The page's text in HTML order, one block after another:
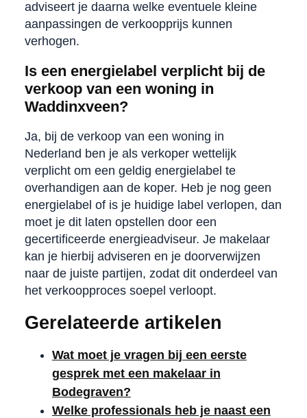
adviseert je daarna welke eventuele kleine
aanpassingen de verkoopprijs kunnen
verhogen.
Is een energielabel verplicht bij de
verkoop van een woning in
Waddinxveen?
Ja, bij de verkoop van een woning in
Nederland ben je als verkoper wettelijk
verplicht om een geldig energielabel te
overhandigen aan de koper. Heb je nog geen
energielabel of is je huidige label verlopen, dan
moet je dit laten opstellen door een
gecertificeerde energieadviseur. Je makelaar
kan je hierbij adviseren en je doorverwijzen
naar de juiste partijen, zodat dit onderdeel van
het verkoopproces soepel verloopt.
Gerelateerde artikelen
Wat moet je vragen bij een eerste
gesprek met een makelaar in
Bodegraven?
Welke professionals heb je naast een